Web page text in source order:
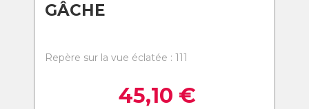
GÂCHE
Repère sur la vue éclatée : 111
45,10 €